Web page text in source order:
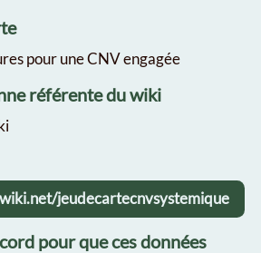
pour une CNV engagée
référente du wiki
jeudecartecnvsystemique
pour que ces données